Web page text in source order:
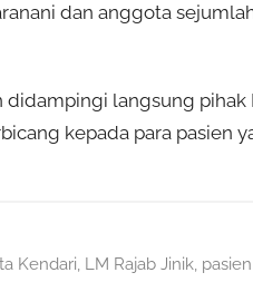
dan anggota
langsung pihak
kepada para pasien
Kendari LM Rajab Jinik,